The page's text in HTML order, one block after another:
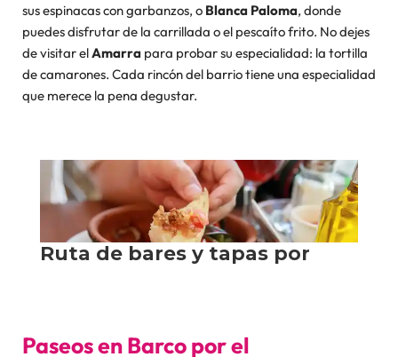
sus espinacas con garbanzos, o Blanca Paloma, donde
puedes disfrutar de la carrillada o el pescaíto frito. No dejes
de visitar elAmarra para probar su especialidad: la tortilla
de camarones. Cada rincón del barrio tiene una especialidad
que merece la pena degustar.
Paseos en Barco por el